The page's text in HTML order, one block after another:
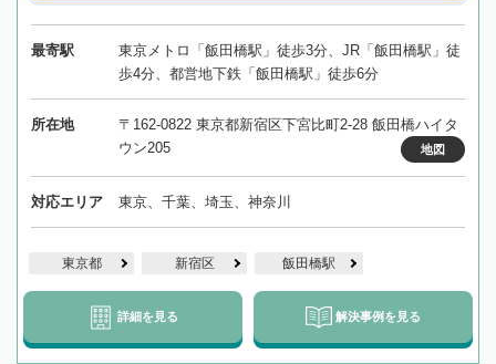
最寄駅
東京メトロ「飯田橋駅」徒歩3分、JR「飯田橋駅」徒
歩4分、都営地下鉄「飯田橋駅」徒歩6分
所在地
〒162-0822 東京都新宿区下宮比町2-28 飯田橋ハイタ
ウン205
地図
対応エリア 東京、千葉、埼玉、神奈川
東京都 新宿区 飯田橋駅
詳細を見る 解決事例を見る